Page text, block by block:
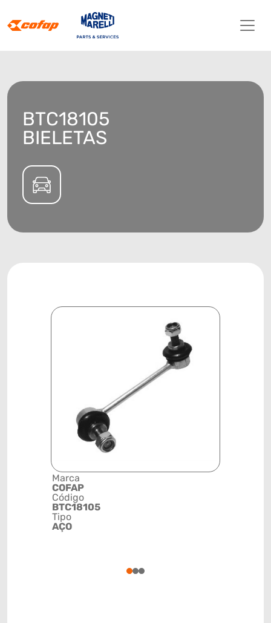
BTC18105
BIELETAS
Marca
COFAP
Código
BTC18105
Tipo
AÇO
123